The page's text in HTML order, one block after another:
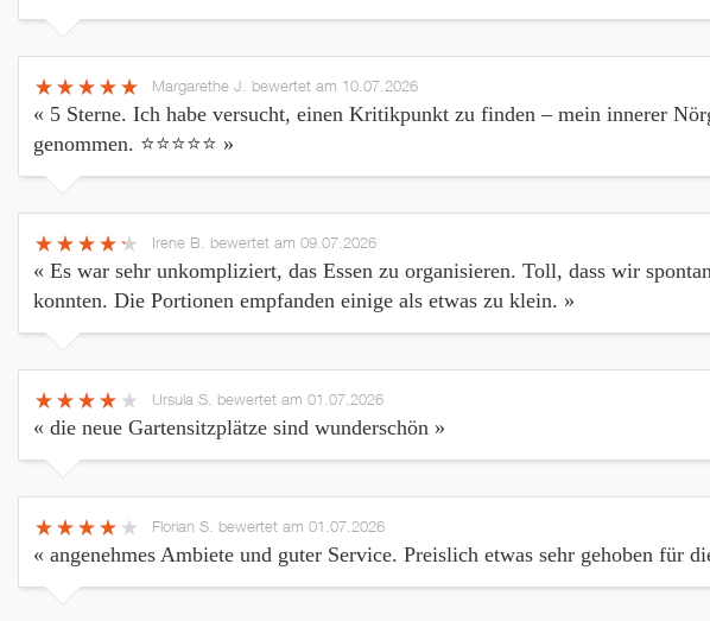
Margarethe J. bewertet am 10.07.2026
« 5 Sterne. Ich habe versucht, einen Kritikpunkt zu finden – mein innerer
genommen. ⭐⭐⭐⭐⭐ »
Irene B. bewertet am 09.07.2026
« Es war sehr unkompliziert, das Essen zu organisieren. Toll, dass wir
konnten. Die Portionen empfanden einige als etwas zu klein. »
Ursula S. bewertet am 01.07.2026
« die neue Gartensitzplätze sind wunderschön »
Florian S. bewertet am 01.07.2026
« angenehmes Ambiete und guter Service. Preislich etwas sehr gehoben für